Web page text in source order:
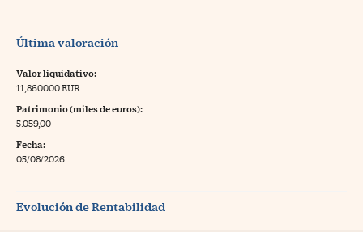
Última valoración
Valor liquidativo:
11,860000 EUR
Patrimonio (miles de euros):
5.059,00
Fecha:
05/08/2026
Evolución de Rentabilidad